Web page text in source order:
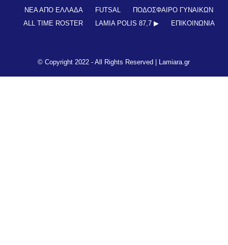
ΒΑΘΜΟΛΟΓΙΑ
ΑΠΟΤΕΛΕΣΜΑΤΑ ▼
ΑΚΑΔΗΜΙΕΣ
ΒΑΘΜΟΛΟΓΙΑ ΑΚΑΔΗΜΙΩΝ
ΚΥΠΕΛΛΟ